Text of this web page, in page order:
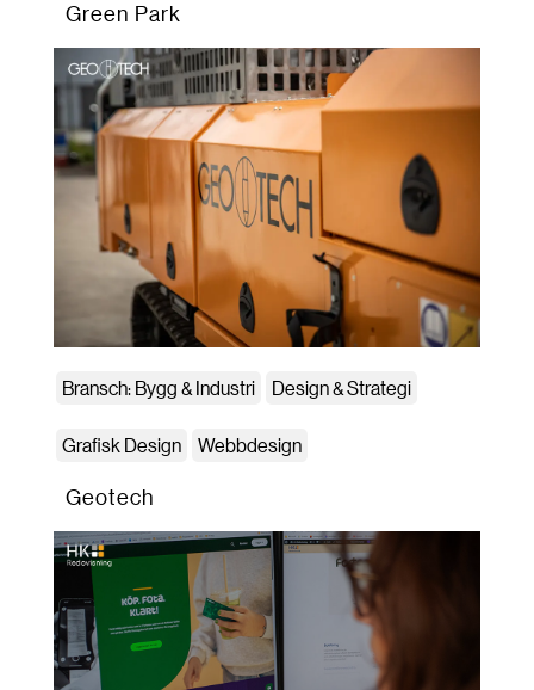
Green Park
Bransch: Bygg & Industri Design & Strategi
Grafisk Design Webbdesign
Geotech